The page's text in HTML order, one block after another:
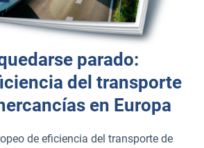
parado:
del transporte
en Europa
de eficiencia del transporte de